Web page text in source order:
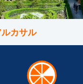
カサル